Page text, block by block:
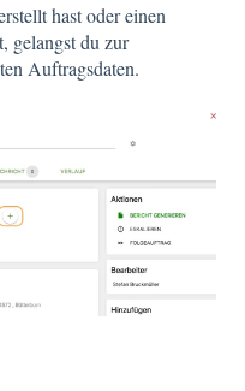
hast oder einen
gelangst du zur
Auftragsdaten.